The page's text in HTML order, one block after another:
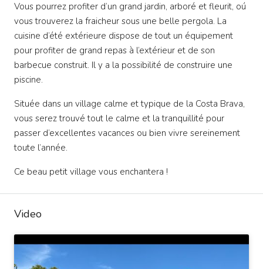
Vous pourrez profiter d’un grand jardin, arboré et fleurit, oú
vous trouverez la fraicheur sous une belle pergola. La
cuisine d’été extérieure dispose de tout un équipement
pour profiter de grand repas à l’extérieur et de son
barbecue construit. Il y a la possibilité de construire une
piscine.
Située dans un village calme et typique de la Costa Brava,
vous serez trouvé tout le calme et la tranquillité pour
passer d’excellentes vacances ou bien vivre sereinement
toute l’année.
Ce beau petit village vous enchantera !
Video